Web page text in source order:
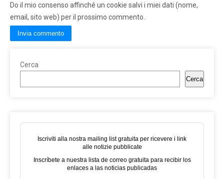
Do il mio consenso affinché un cookie salvi i miei dati (nome,
email, sito web) per il prossimo commento.
Cerca
Cerca
Iscriviti alla nostra mailing list gratuita per ricevere i link
alle notizie pubblicate
Inscríbete a nuestra lista de correo gratuita para recibir los
enlaces a las noticias publicadas